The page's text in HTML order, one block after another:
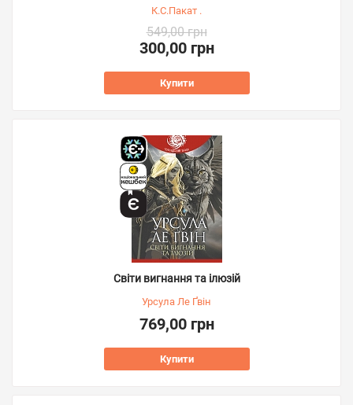
К.С.Пакат .
549,00 грн
300,00 грн
Купити
Світи вигнання та ілюзій
Урсула Ле Ґвін
769,00 грн
Купити